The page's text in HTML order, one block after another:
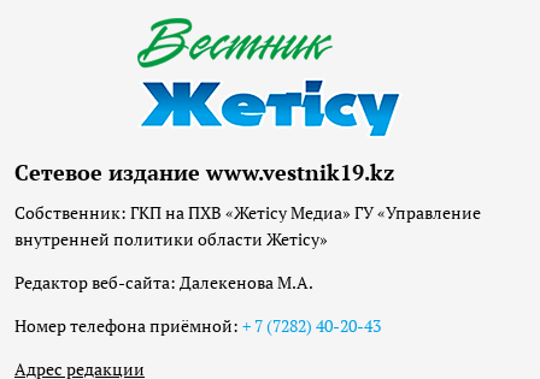
Сетевое издание www.vestnik19.kz
Собственник: ГКП на ПХВ «Жетісу Медиа» ГУ «Управление
внутренней политики области Жетісу»
Редактор веб-сайта: Далекенова М.А.
Номер телефона приёмной: + 7 (7282) 40-20-43
Адрес редакции